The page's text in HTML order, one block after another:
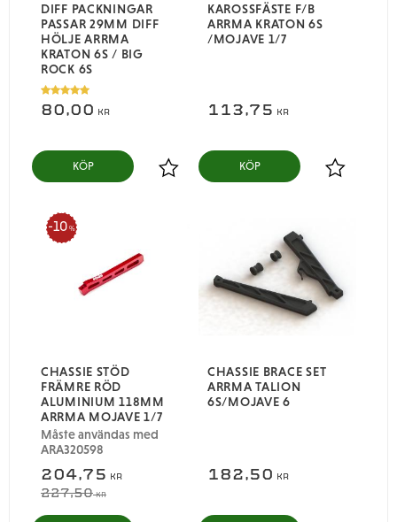
DIFF PACKNINGAR
PASSAR 29MM DIFF
HÖLJE ARRMA
KRATON 6S / BIG
ROCK 6S
80,00 KR
Lägg till i favoriter
KÖP
KAROSSFÄSTE F/B
ARRMA KRATON 6S
/MOJAVE 1/7
113,75 KR
Lägg till i
KÖP
CHASSIE STÖD
FRÄMRE RÖD
ALUMINIUM 118MM
ARRMA MOJAVE 1/7
Måste användas med
ARA320598
204,75 KR
227,50KR
10 %
CHASSIE BRACE SET
ARRMA TALION
6S/MOJAVE 6
182,50 KR